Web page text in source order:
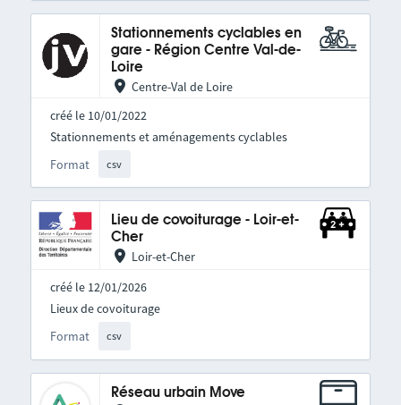
Stationnements cyclables en
gare - Région Centre Val-de-
Loire
Centre-Val de Loire
créé le 10/01/2022
Format csv
Stationnements et aménagements cyclables
Lieu de covoiturage - Loir-et-
Cher
Loir-et-Cher
créé le 12/01/2026
Format csv
Lieux de covoiturage
Réseau urbain Move